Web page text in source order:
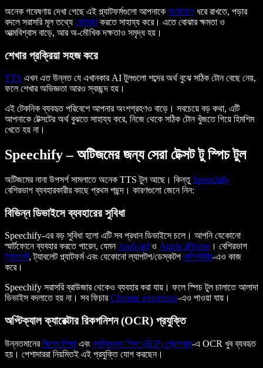
অনেক গবেষণায় দেখা গেছে এই প্ল্যাটফর্মগুলো আপনাকে মনোযোগ ধরে রাখতে, পড়ার
বদলে সরাসরি মূল তথ্যে ফোকাসকরতে সাহায্য করে। এতে বোঝার ক্ষমতা ও
আত্মবিশ্বাস বাড়ে, আর অ-মৌখিক দক্ষতাও সমৃদ্ধ হয়।
শেখার প্রক্রিয়া সহজ করে
TTS এখন এত উন্নত যে এখানকার AI টুলগুলো শব্দের অর্থ বুঝে সঠিক টোন বেছে নেয়,
ফলে শেখার অভিজ্ঞতা আরও স্বচ্ছন্দ হয়।
এই টেকনিক ব্যবহৃত পরিবেশে আপনার অংশগ্রহণও বাড়ে। সবচেয়ে বড় কথা, এটি
আপনাকে টেক্সটের অর্থ বুঝতে সাহায্য করে, নিজে থেকে সঠিক টোন খুঁজতে গিয়ে হিমশিম
খেতে হয় না।
Speechify – অটিজমের জন্য সেরা টেক্সট টু স্পিচ টুল
অটিজমের নানা উপসর্গ সামলাতে অনেক TTS টুল আছে। কিন্তু Speechify
বেশিরভাগ ব্যবহারকারীর কাছে প্রথম পছন্দ। কারণগুলো জেনে নিন:
বিভিন্ন ডিভাইসে ব্যবহারের সুবিধা
Speechify-এর বড় সুবিধা হলো এটি সব প্রধান ডিভাইসে চলে। আপনি যেকোনো
স্মার্টফোনে ব্যবহার করতে পারেন, যেমনAndroid ও Apple iPhone । বেশিরভাগ
ট্যাবলেট, ট্যাবলেট প্ল্যাটফর্ম এবং যেকোনো ল্যাপটপ/ডেস্কটপ কম্পিউটার-এও কাজ
করে।
Speechify সরাসরি ব্রাউজার থেকেও ব্যবহার করা যায়। ফলে স্পিচ টুল চালাতে আলাদা
ডিভাইস বদলাতে হয় না। সব ফিচারChrome extension-এও পাওয়া যায়।
অপ্টিক্যাল ক্যারেক্টার রিকগনিশন (OCR) প্রযুক্তি
উন্নতমানেরবিশেষ শিক্ষা এবংব্যক্তিকৃত শিক্ষা (IEP) প্রোগ্রাম-এ OCR খুব ব্যবহৃত
হয়। পেশাদাররা নিয়মিতই এই প্রযুক্তি যোগ করছেন।